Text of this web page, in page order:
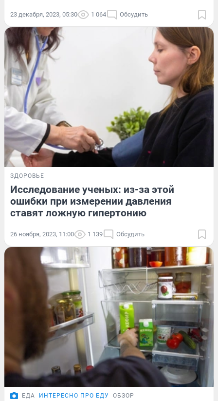
23 декабря, 2023, 05:30 1 064 Обсудить
ЗДОРОВЬЕ
Исследование ученых: из-за этой
ошибки при измерении давления
ставят ложную гипертонию
26 ноября, 2023, 11:00 1 139 Обсудить
ЕДА ИНТЕРЕСНО ПРО ЕДУ ОБЗОР